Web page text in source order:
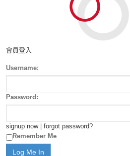
會員登入
Username:
Password:
signup now| forgot password?
Remember Me